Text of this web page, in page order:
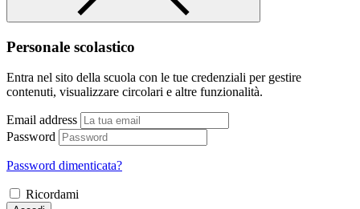
Personale scolastico
Entra nel sito della scuola con le tue credenziali per gestire
contenuti, visualizzare circolari e altre funzionalità.
Email address
Password
Password dimenticata?
Ricordami